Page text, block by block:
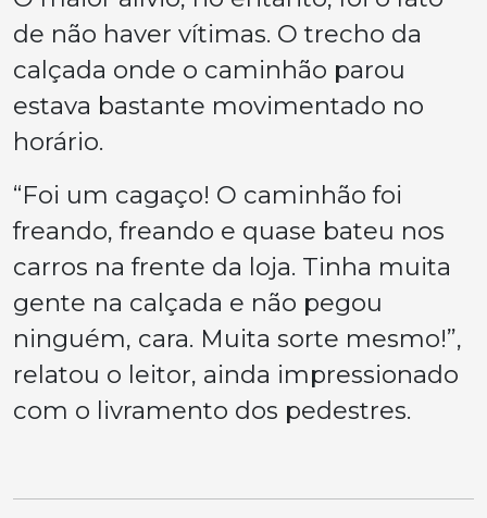
de não haver vítimas. O trecho da
calçada onde o caminhão parou
estava bastante movimentado no
horário.
“Foi um cagaço! O caminhão foi
freando, freando e quase bateu nos
carros na frente da loja. Tinha muita
gente na calçada e não pegou
ninguém, cara. Muita sorte mesmo!”,
relatou o leitor, ainda impressionado
com o livramento dos pedestres.